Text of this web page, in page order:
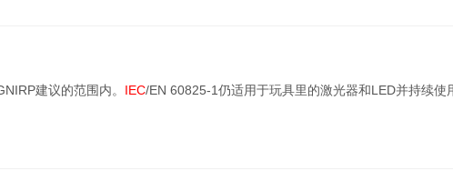
建议的范围内。 IEC/EN 60825-1仍适用于玩具里的激光器和LED并持续使